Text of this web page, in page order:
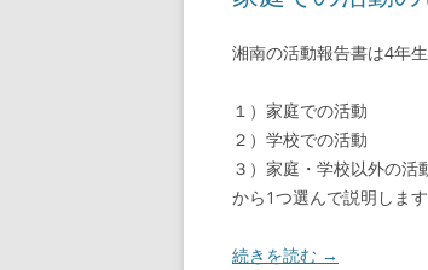
湘南の活動報告書は4年
１）家庭での活動
２）学校での活動
３）家庭・学校以外の活
から1つ選んで説明します
続きを読む →